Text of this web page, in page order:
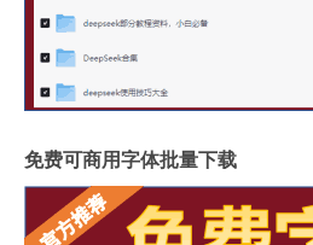
免费可商用字体批量下载